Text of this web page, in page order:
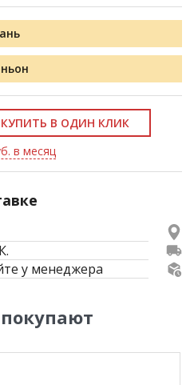
КУПИТЬ В ОДИН КЛИК
в месяц
у менеджера